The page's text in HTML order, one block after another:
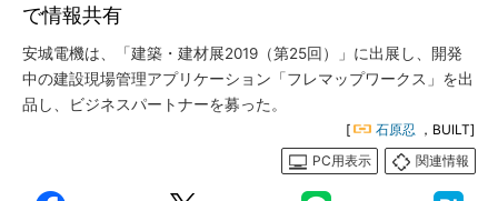
で情報共有
安城電機は、「建築・建材展2019（第25回）」に出展し、開発
中の建設現場管理アプリケーション「フレマップワークス」を出
品し、ビジネスパートナーを募った。
[ 石原忍 ，BUILT]
PC用表示
関連情報